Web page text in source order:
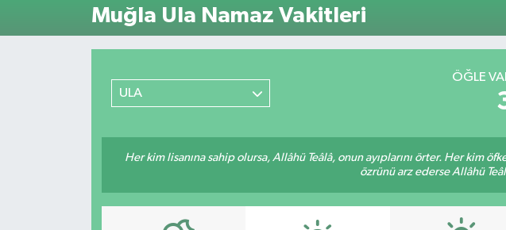
Muğla Ula Namaz Vakitleri
ULA
ÖĞLE
Her kim lisanına sahip olursa, Allâhü Teâlâ, onun ayıplarını örter. Her kim
özrünü arz ederse Allâhü
GÜNDEM
Son Dakika Haberleri